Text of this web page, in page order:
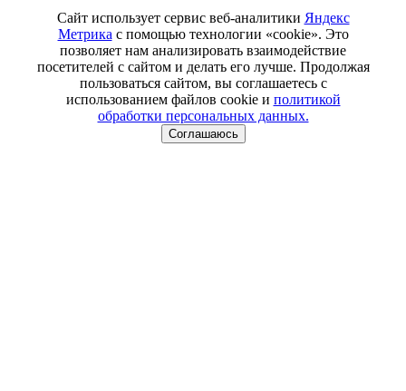
Сайт использует сервис веб-аналитики Яндекс
Метрика с помощью технологии «cookie». Это
позволяет нам анализировать взаимодействие
посетителей с сайтом и делать его лучше. Продолжая
пользоваться сайтом, вы соглашаетесь с
использованием файлов cookie и политикой
обработки персональных данных.
Соглашаюсь